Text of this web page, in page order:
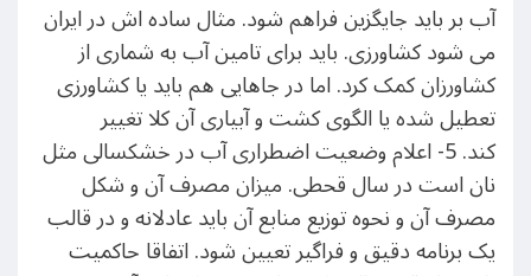
آب بر باید جایگزین فراهم شود. مثال ساده اش در ایران
می شود کشاورزی. باید برای تامین آب به شماری از
کشاورزان کمک کرد. اما در جاهایی هم باید یا کشاورزی
تعطیل شده یا الگوی کشت و آبیاری آن کلا تغییر
کند. 5- اعلام وضعیت اضطراری آب در خشکسالی مثل
نان است در سال قحطی. میزان مصرف آن و شکل
مصرف آن و نحوه توزیع منابع آن باید عادلانه و در قالب
یک برنامه دقیق و فراگیر تعیین شود. اتفاقا حاکمیت